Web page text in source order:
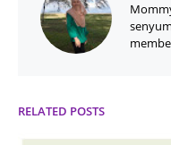
RELATED POSTS